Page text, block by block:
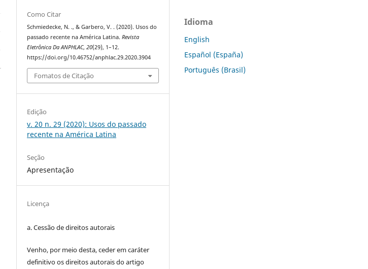
Como Citar
Schmiedecke, N. ., & Garbero, V. . (2020). Usos do
passado recente na América Latina.Revista
Eletrônica Da ANPHLAC,20(29), 1–12.
https://doi.org/10.46752/anphlac.29.2020.3904
Fomatos de Citação
Edição
v. 20 n. 29 (2020): Usos do passado
recente na América Latina
Seção
Apresentação
Licença
a. Cessão dedireitosautorais
Venho, por meio desta, ceder em caráter
definitivo osdireitosautoraisdo artigo
Idioma
English
Español (España)
Português (Brasil)